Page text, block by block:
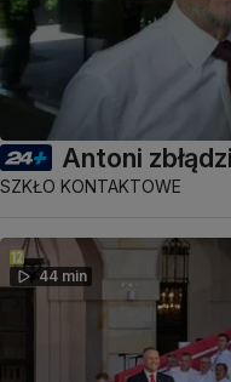
Antoni
SZKŁO KONTAKTOWE
44 min